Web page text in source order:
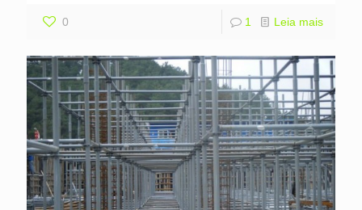
0 1 Leia mais